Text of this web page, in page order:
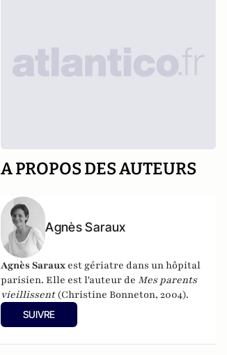
A PROPOS DES AUTEURS
Agnès Saraux
Agnès Saraux est gériatre dans un hôpital
parisien. Elle est l'auteur de Mes parents
vieillissent(Christine Bonneton, 2004).
SUIVRE